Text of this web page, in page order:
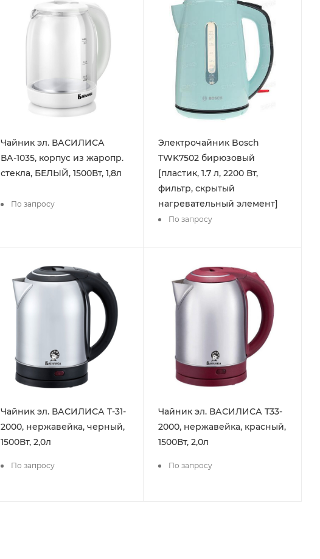
Чайник эл. ВАСИЛИСА
ВА-1035, корпус из жаропр.
стекла, БЕЛЫЙ, 1500Вт, 1,8л
По запросу
Электрочайник Bosch
TWK7502 бирюзовый
[пластик, 1.7 л, 2200 Вт,
фильтр, скрытый
нагревательный элемент]
По запросу
Чайник эл. ВАСИЛИСА Т-31-
2000, нержавейка, черный,
1500Вт, 2,0л
По запросу
Чайник эл. ВАСИЛИСА Т33-
2000, нержавейка, красный,
1500Вт, 2,0л
По запросу